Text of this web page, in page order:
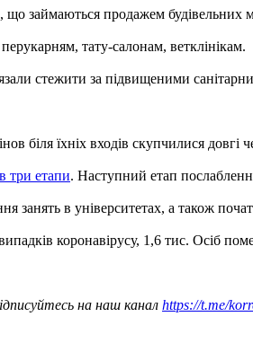
займаються продажем будівельних
тату-салонам, ветклінікам.
стежити за підвищеними
біля їхніх входів скупчилися довгі
три етапи. Наступний етап
занять в університетах, а також
коронавірусу, 1,6 тис. Осіб
на наш канал https://t.me/